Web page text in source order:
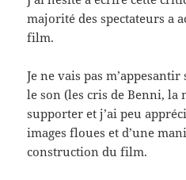
majorité des spectateurs a
film.
Je ne vais pas
le son (les cris de Benni, la
supporter et j’ai peu
images floues et d’une
construction du film.